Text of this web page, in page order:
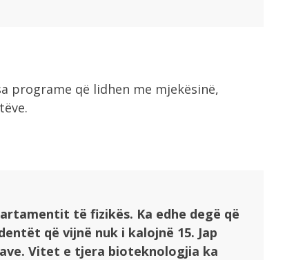
programe që lidhen me mjekësinë,
të fizikës. Ka edhe degë që
që vijnë nuk i kalojnë 15. Jap
Vitet e tjera bioteknologjia ka